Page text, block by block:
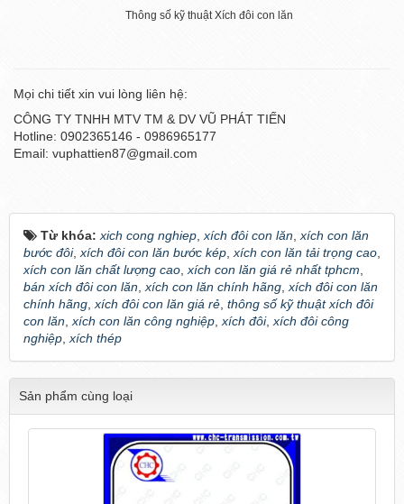
Thông số kỹ thuật Xích đôi con lăn
Mọi chi tiết xin vui lòng liên hệ:
CÔNG TY TNHH MTV TM & DV VŨ PHÁT TIẾN
Hotline: 0902365146 - 0986965177
Email: vuphattien87@gmail.com
Từ khóa: xich cong nghiep xích đôi con lăn xích con lăn
bước đôi, xích đôi con lăn bước kép xích con lăn tải trọng cao
xích con lăn chất lượng cao xích con lăn giá rẻ nhất tphcm
bán xích đôi con lăn xích con lăn chính hãng xích đôi con lăn
chính hãng xích đôi con lăn giá rẻ thông số kỹ thuật xích đôi
con lăn xích con lăn công nghiệp xích đôi, xích đôi công
nghiệp xích thép
Sản phẩm cùng loại